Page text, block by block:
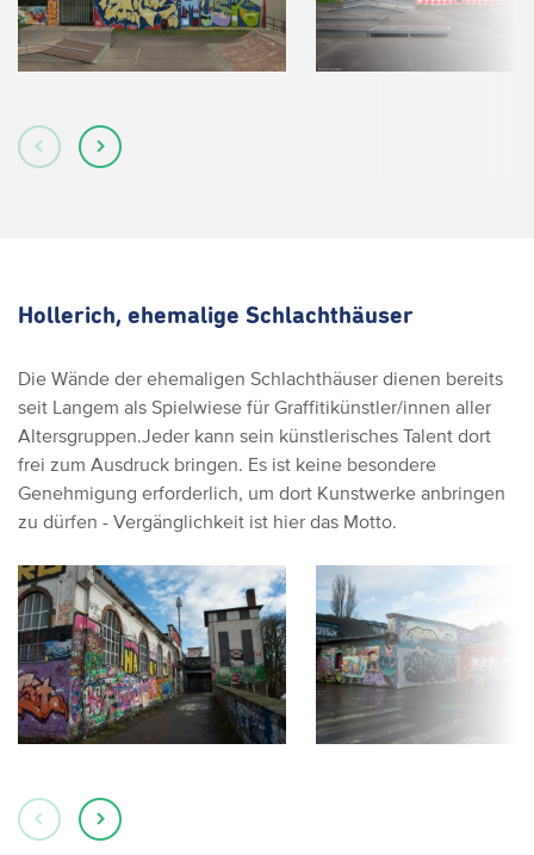
Hollerich, ehemalige Schlachthäuser
Die Wände der ehemaligen Schlachthäuser dienen bereits
seit Langem als Spielwiese für Graffitikünstler/innen aller
Altersgruppen.Jeder kann sein künstlerisches Talent dort
frei zum Ausdruck bringen. Es ist keine besondere
Genehmigung erforderlich, um dort Kunstwerke anbringen
zu dürfen - Vergänglichkeit ist hier das Motto.